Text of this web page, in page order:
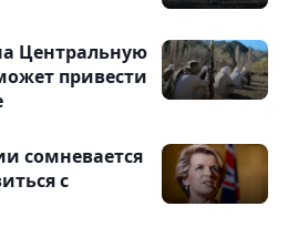
Центральную
привести
сомневается
с